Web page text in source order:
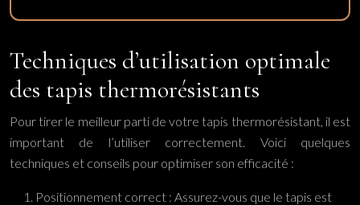
Techniques d’utilisation optimale
des tapis thermorésistants
Pour tirer le meilleur parti de votre tapis thermorésistant, il est
important de l’utiliser correctement. Voici quelques
techniques et conseils pour optimiser son efficacité :
Positionnement correct : Assurez-vous que le tapis est